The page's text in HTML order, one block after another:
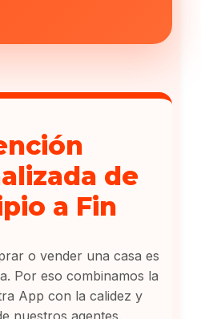
de
a Fin
o vender una casa es
Por eso combinamos la
App con la calidez y
nuestros agentes.